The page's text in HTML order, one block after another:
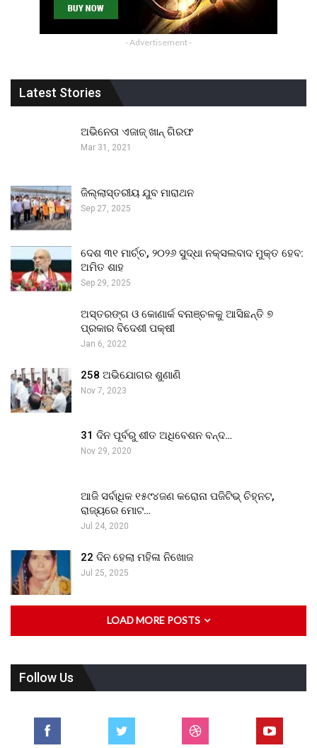
- Advertisement -
Latest Stories
ଅଭିନେତା ଏଜାଜ୍ ଖାନ୍ ଗିରଫ
Mar 31, 2021
ଜିଲ୍ଲାସ୍ତରୀୟ ଯୁବ ମାରାଥନ
Sep 27, 2025
ଦେଶ ୩୧ ମାର୍ଚ୍ଚ, ୨୦୨୬ ସୁଦ୍ଧା ନକ୍ସଲବାଦ ମୁକ୍ତ ହେବ:
ଅମିତ ଶାହ
Sep 29, 2025
ଅସ୍ତରଙ୍ଗ ଓ କୋଣାର୍କ ବନାଞ୍ଚଳକୁ ଆସିଛନ୍ତି ୭
ପ୍ରକାର ବିଦେଶୀ ପକ୍ଷୀ
Jan 6, 2022
258 ଅଭିଯୋଗର ଶୁଣାଣି
Nov 7, 2023
31 ଦିନ ପୂର୍ବରୁ ଶୀତ ଅଧିବେଶନ ବନ୍ଦ…
Nov 29, 2020
ଆଜି ସର୍ବାଧିକ ୧୫୯୪ଜଣ କରୋନା ପଜିଟିଭ୍ ଚିହ୍ନଟ,
ରାଜ୍ୟରେ ମୋଟ…
Jul 24, 2020
22 ଦିନ ହେଲା ମହିଳା ନିଖୋଜ
Jul 25, 2025
LOAD MORE POSTS
Follow Us